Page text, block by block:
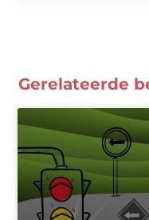
Gerelateerde